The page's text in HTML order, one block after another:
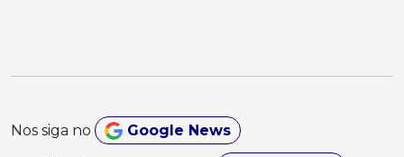
Nos siga no Google News